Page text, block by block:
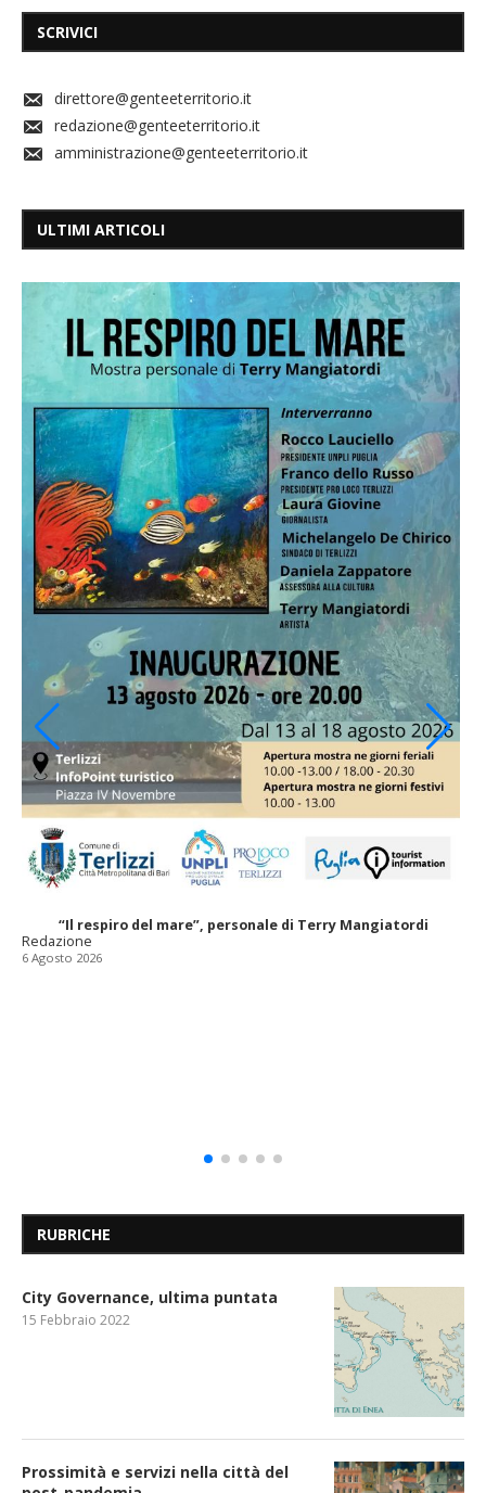
SCRIVICI
direttore@genteeterritorio.it
redazione@genteeterritorio.it
amministrazione@genteeterritorio.it
ULTIMI ARTICOLI
“Il respiro del mare”, personale di Terry Mangiatordi
Redazione
6 Agosto 2026
RUBRICHE
City Governance, ultima puntata
15 Febbraio 2022
Prossimità e servizi nella città del